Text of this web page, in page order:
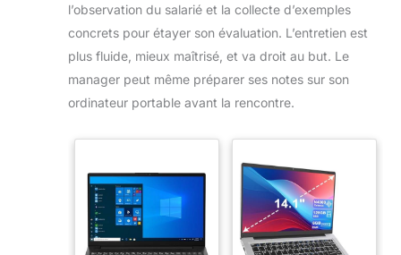
l’observation du salarié et la collecte d’exemples
concrets pour étayer son évaluation. L’entretien est
plus fluide, mieux maîtrisé, et va droit au but. Le
manager peut même préparer ses notes sur son
ordinateur portable avant la rencontre.